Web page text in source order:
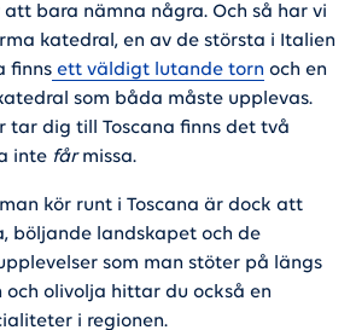
att bara nämna några. Och så har vi
katedral, en av de största i Italien
finns ett väldigt lutande torn och en
som båda måste upplevas.
tar dig till Toscana finns det två
inte fårmissa.
kör runt i Toscana är dock att
böljande landskapet och de
som man stöter på längs
och olivolja hittar du också en
i regionen.